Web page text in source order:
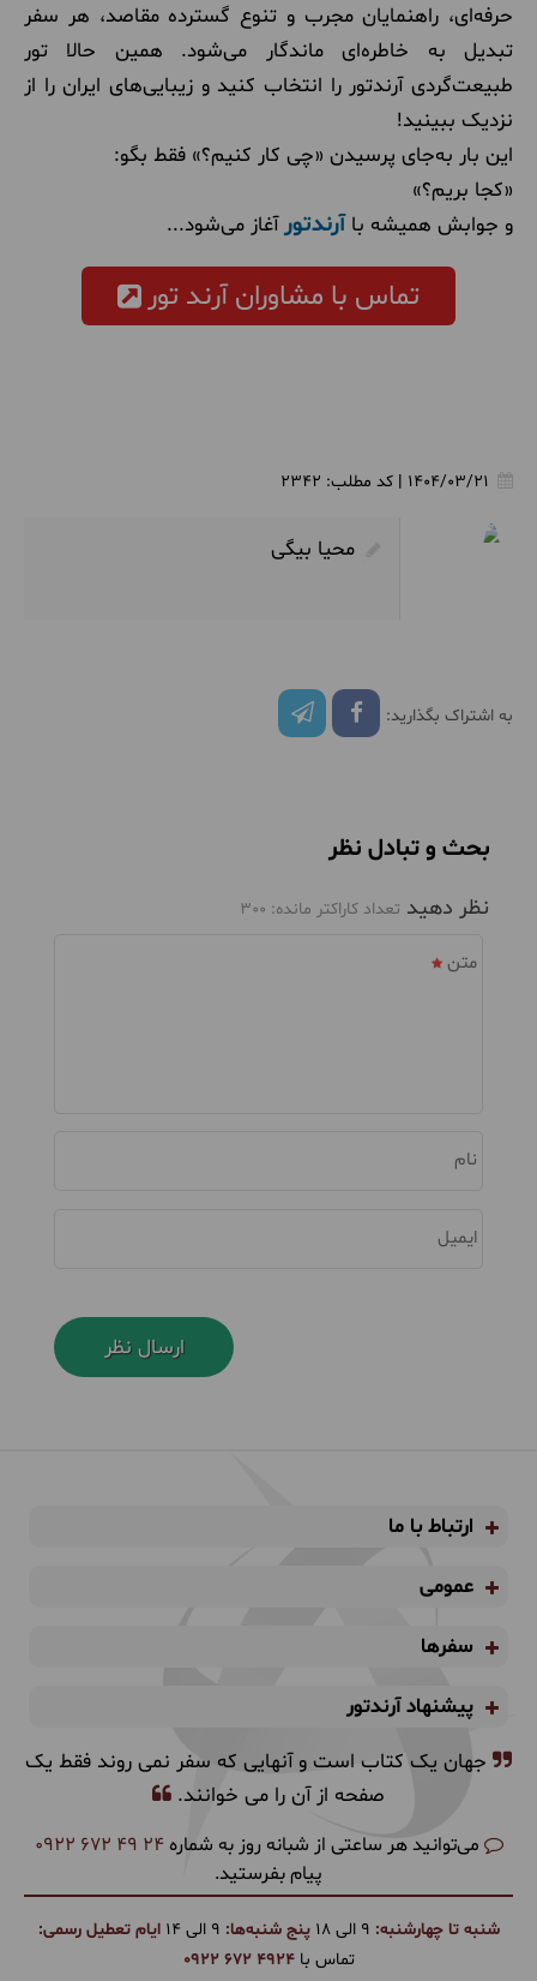
حرفه‌ای، راهنمایان مجرب و تنوع گسترده مقاصد، هر سفر
تبدیل به خاطره‌ای ماندگار می‌شود. همین حالا تور
طبیعت‌گردی آرندتور را انتخاب کنید و زیبایی‌های ایران را از
نزدیک ببینید!
این بار به‌جای پرسیدن «چی کار کنیم؟» فقط بگو:
«کجا بریم؟»
و جوابش همیشه باآرندتورآغاز می‌شود...
تماس با مشاوران آرند تور
1404/03/21 کد مطلب: 2342
محیا بیگی
به اشتراک بگذارید:
بحث و تبادل نظر
نظر دهید تعداد کاراکتر مانده: 300
متن
نام
ایمیل
ارتباط با ما
عمومی
سفرها
پیشنهاد آرندتور
جهان یک کتاب است و آنهایی که سفر نمی روند فقط یک
صفحه از آن را می خوانند.
می‌توانید هر ساعتی از شبانه روز به شماره 0922 672 49 24
پیام بفرستید.
شنبه تا چهارشنبه: پنج شنبه‌ها:
ایام تعطیل رسمی:
تماس با0922 672 4924